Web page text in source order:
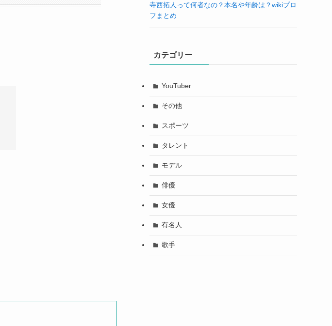
寺西拓人って何者なの？本名や年齢は？wikiプロ
フまとめ
カテゴリー
YouTuber
その他
スポーツ
タレント
モデル
俳優
女優
有名人
歌手